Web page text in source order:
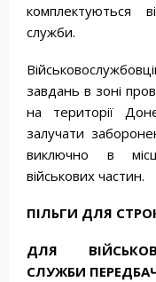
комплектуються
служби.
завдань в зоні
на території
залучати
виключно в
військових частин.
ПІЛЬГИ ДЛЯ
ДЛЯ
СЛУЖБИ